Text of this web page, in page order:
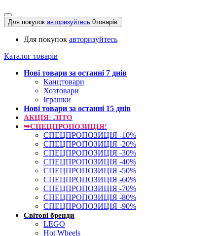
Для покупок авторизуйтесь 0товарів
Для покупок авторизуйтесь
Каталог товарів
Нові товари за останнi 7 днiв
Канцтовари
Хозтовари
Іграшки
Нові товари за останнi 15 днiв
АКЦІЯ: ЛІТО
➥СПЕЦПРОПОЗИЦІЯ!
СПЕЦПРОПОЗИЦІЯ -10%
СПЕЦПРОПОЗИЦІЯ -20%
СПЕЦПРОПОЗИЦІЯ -30%
СПЕЦПРОПОЗИЦІЯ -40%
СПЕЦПРОПОЗИЦІЯ -50%
СПЕЦПРОПОЗИЦІЯ -60%
СПЕЦПРОПОЗИЦІЯ -70%
СПЕЦПРОПОЗИЦІЯ -80%
СПЕЦПРОПОЗИЦІЯ -90%
Світові бренди
LEGO
Hot Wheels